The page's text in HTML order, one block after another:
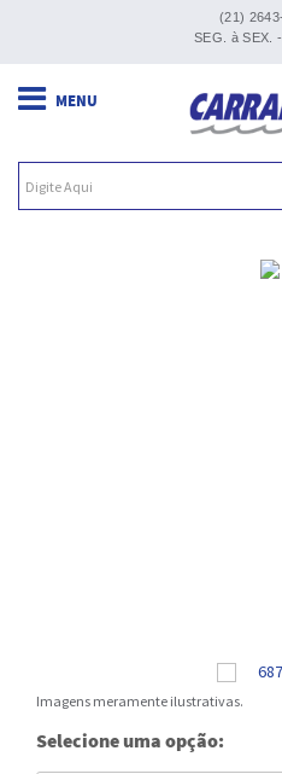
(21)
SEG. à SEX. -
Imagens meramente ilustrativas.
Selecione uma opção: